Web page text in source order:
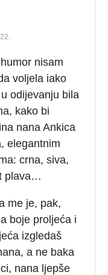
nisam
voljela iako
odijevanju bila
kako bi
nana Ankica
elegantnim
crna, siva,
plava…
me je, pak,
boje proljeća i
izgledaš
a ne baka
nana ljepše